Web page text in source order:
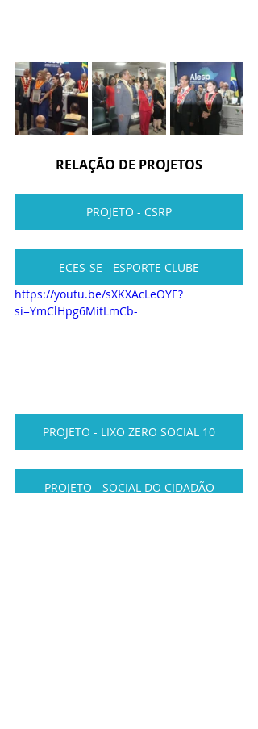
RELAÇÃO DE PROJETOS
PROJETO - CSRP
ECES-SE - ESPORTE CLUBE
https://youtu.be/sXKXAcLeOYE?
si=YmClHpg6MitLmCb-
PROJETO - LIXO ZERO SOCIAL 10
PROJETO - SOCIAL DO CIDADÃO